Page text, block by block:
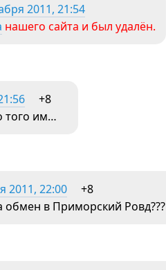
2011, 21:54
нашего сайта и был удалён.
+8
того им…
2011, 22:00
+8
обмен в Приморский Ровд???